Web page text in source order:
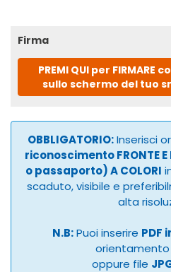
Firma
PREMI QUI per
sullo schermo del tuo
OBBLIGATORIO:Inserisci
riconoscimento FRONTE
o passaporto) A COLORI
scaduto, visibile e
alta
N.B:Puoi inserire PDF
oppure file